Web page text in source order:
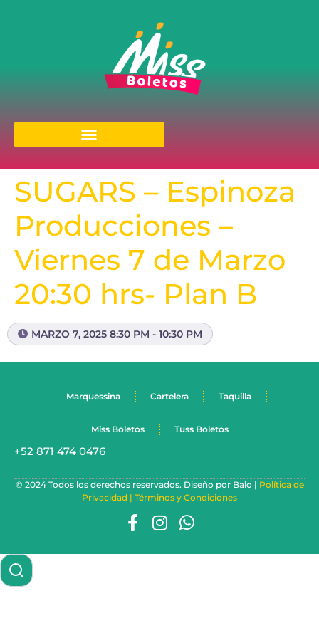
SUGARS – Espinoza
Producciones –
Viernes 7 de Marzo
20:30 hrs- Plan B
MARZO 7, 2025 8:30 PM - 10:30 PM
Marquessina Cartelera Taquilla
Miss Boletos Tuss Boletos
+52 871 474 0476
© 2024 Todos los derechos reservados. Diseño por Balo | Política de
Privacidad | Términos y Condiciones